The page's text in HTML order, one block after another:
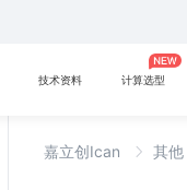
技术资料 计算选型
嘉立创Ican 其他